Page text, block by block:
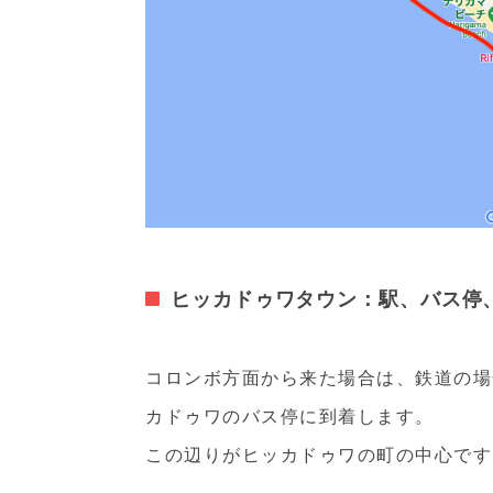
ヒッカドゥワタウン：駅、バス停
コロンボ方面から来た場合は、鉄道の
カドゥワのバス停に到着します。
この辺りがヒッカドゥワの町の中心で